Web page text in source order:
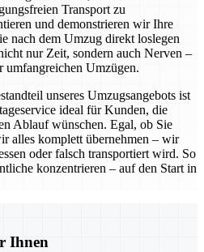
Transport zu
und demonstrieren wir Ihre
nach dem Umzug direkt loslegen
nur Zeit, sondern auch Nerven –
umfangreichen Umzügen.
unseres Umzugsangebots ist
ideal für Kunden, die
Ablauf wünschen. Egal, ob Sie
alles komplett übernehmen – wir
oder falsch transportiert wird. So
konzentrieren – auf den Start in
Ihnen